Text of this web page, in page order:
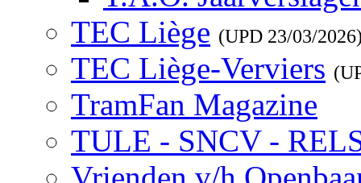
TEC Liège (UPD 23/03/2026
TEC Liège-Verviers
TramFan Magazine
TULE - SNCV -